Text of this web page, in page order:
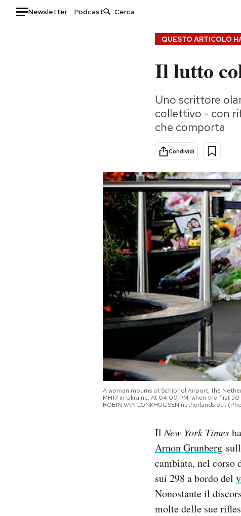
Newsletter Podcast
Consumismi
Storie/Idee
Ok Boomer!
Europa
Altrecose
Mondiali calcio 2026
QUESTO ARTICOLO
Il lutto
Uno scrittore
collettivo - con
che comporta
Condividi
A woman mourns at Schiphol Airport, the
MH17 in Ukraine. At 04.00 PM, when the first
ROBIN VAN LONKHUIJSEN netherlands out
IlNew York Times
Arnon Grunberg
cambiata, nel corso
sui 298 a bordo del
Nonostante il
molte delle sue